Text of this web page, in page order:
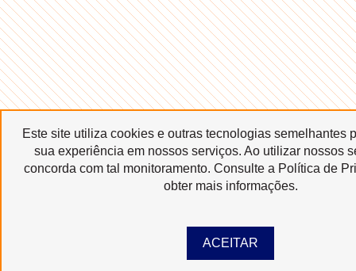
Este site utiliza cookies e outras tecnologias semelhantes
sua experiência em nossos serviços. Ao utilizar nossos
concorda com tal monitoramento. Consulte a Política de
obter mais informações.
ACEITAR